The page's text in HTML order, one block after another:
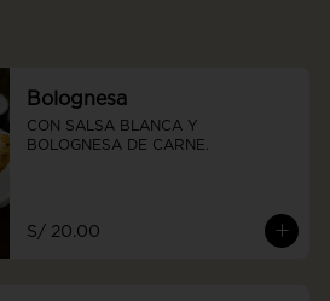
Bolognesa
CON SALSA BLANCA Y
BOLOGNESA DE CARNE.
S/ 20.00